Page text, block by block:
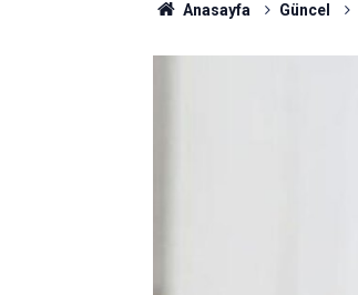
Anasayfa Güncel